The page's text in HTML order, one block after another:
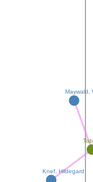
Maywald,
Knef, Hildegard